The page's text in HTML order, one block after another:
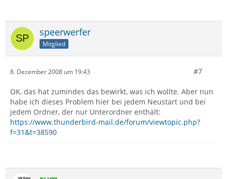
speerwerfer
Mitglied
8. Dezember 2008 um 19:43 #7
OK, das hat zumindes das bewirkt, was ich wollte. Aber nun
habe ich dieses Problem hier bei jedem Neustart und bei
jedem Ordner, der nur Unterordner enthält:
https://www.thunderbird-mail.de/forum/viewtopic.php?
f=31&t=38590